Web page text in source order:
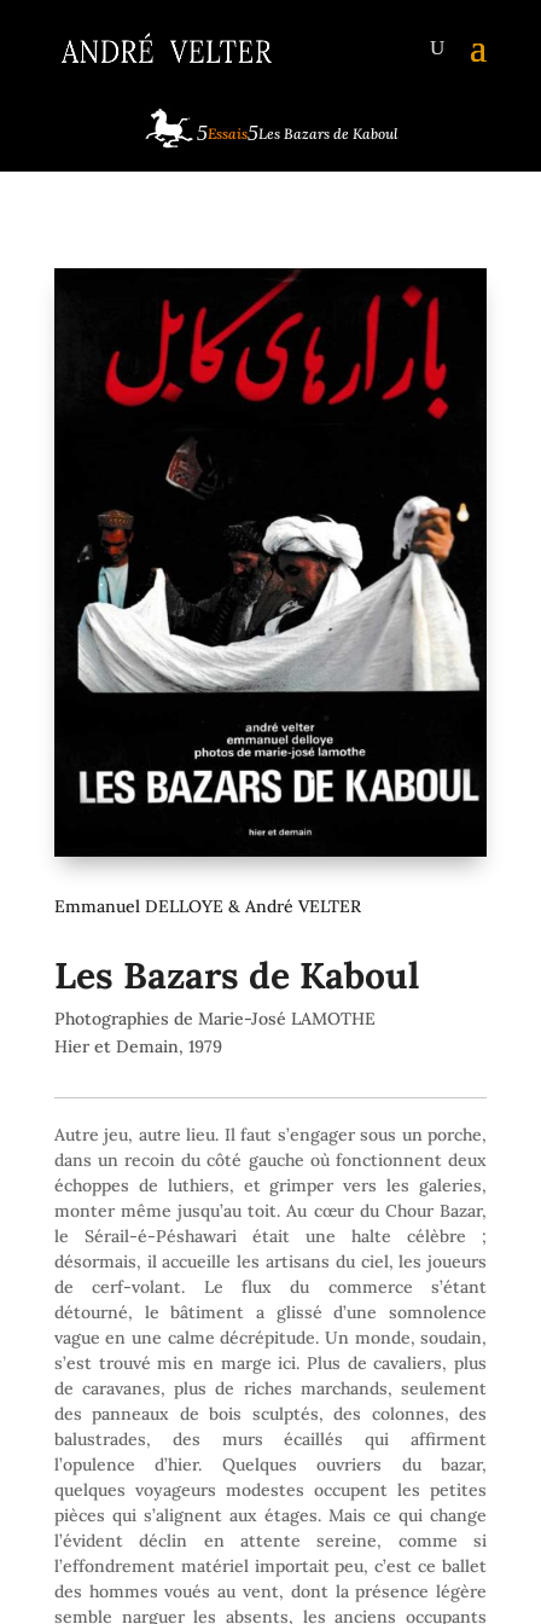
Essais Les Bazars de Kaboul
Emmanuel DELLOYE & André VELTER
Les Bazars de Kaboul
Photographies de Marie-José LAMOTHE
Hier et Demain, 1979
Autre jeu, autre lieu. Il faut s’engager sous un porche,
dans un recoin du côté gauche où fonctionnent deux
échoppes de luthiers, et grimper vers les galeries,
monter même jusqu’au toit. Au cœur du Chour Bazar,
le Sérail-é-Péshawari était une halte célèbre ;
désormais, il accueille les artisans du ciel, les joueurs
de cerf-volant. Le flux du commerce s’étant
détourné, le bâtiment a glissé d’une somnolence
vague en une calme décrépitude. Un monde, soudain,
s’est trouvé mis en marge ici. Plus de cavaliers, plus
de caravanes, plus de riches marchands, seulement
des panneaux de bois sculptés, des colonnes, des
balustrades, des murs écaillés qui affirment
l’opulence d’hier. Quelques ouvriers du bazar,
quelques voyageurs modestes occupent les petites
pièces qui s’alignent aux étages. Mais ce qui change
l’évident déclin en attente sereine, comme si
l’effondrement matériel importait peu, c’est ce ballet
des hommes voués au vent, dont la présence légère
semble narguer les absents, les anciens occupants